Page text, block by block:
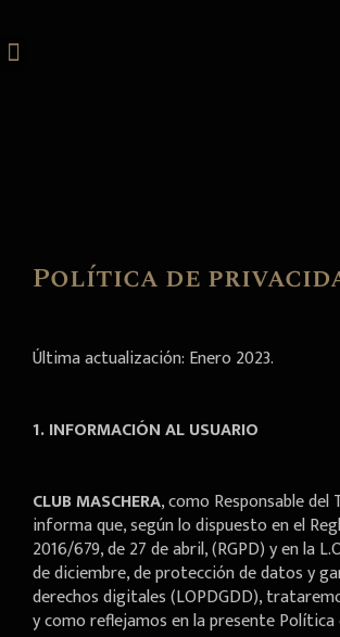
contenido
Menu
Política de
Última actualización: Enero 2023.
1.INFORMACIÓN AL USUARIO
CLUB MASCHERA, como Responsable
informa que, según lo dispuesto en el
2016/679, de 27 de abril, (RGPD) y en la
de diciembre, de protección de datos y
derechos digitales (LOPDGDD),
y como reflejamos en la presente Política